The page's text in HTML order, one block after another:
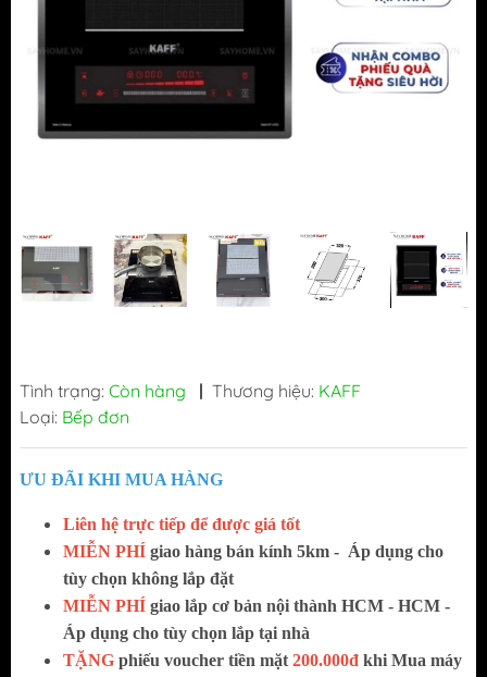
Tình trạng: Còn hàng | Thương hiệu: KAFF
Loại: Bếp đơn
ƯU ĐÃI KHI MUA HÀNG
Liên hệ trực tiếp để được giá tốt
MIỄN PHÍ giao hàng bán kính 5km - Áp dụng cho
tùy chọn không lắp đặt
MIỄN PHÍ giao lắp cơ bản nội thành HCM - HCM -
Áp dụng cho tùy chọn lắp tại nhà
TẶNG phiếu voucher tiền mặt 200.000đ khi Mua máy